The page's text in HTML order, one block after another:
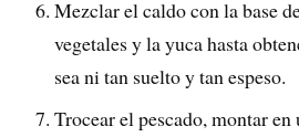
Mezclar el caldo con la base
vegetales y la yuca hasta
sea ni tan suelto y tan espeso.
Trocear el pescado, montar